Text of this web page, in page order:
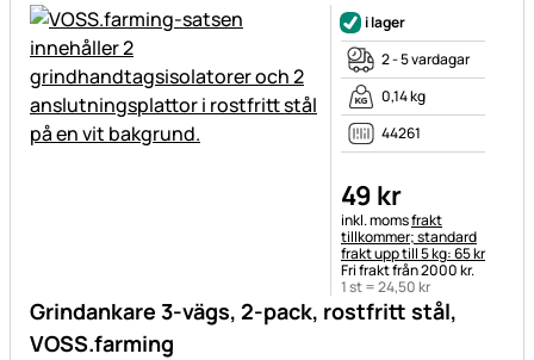
Grindankare 3-vägs, 2-pack, rostfritt stål,
VOSS.farming
i lager
2 - 5 vardagar
0,14 kg
44261
49 kr
Skatteinformation:
inkl. momsfrakt
tillkommer; standard
frakt upp till 5 kg: 65 kr
Fri frakt från 2000 kr.
1 st =24,50kr